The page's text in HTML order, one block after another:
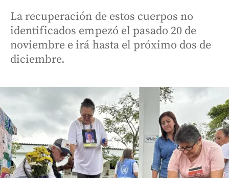
La recuperación de estos cuerpos no
identificados empezó el pasado 20 de
noviembre e irá hasta el próximo dos de
diciembre.